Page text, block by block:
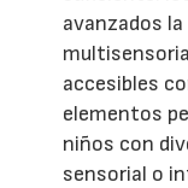
avanzados
accesibles
elementos
niños con
sensorial o